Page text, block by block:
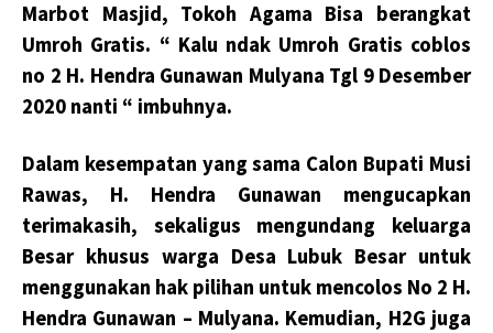
Marbot Masjid, Tokoh Agama Bisa berangkat
Umroh Gratis. “ Kalu ndak Umroh Gratis coblos
no 2 H. Hendra Gunawan Mulyana Tgl 9 Desember
2020 nanti “ imbuhnya.
Dalam kesempatan yang sama Calon Bupati Musi
Rawas, H. Hendra Gunawan mengucapkan
terimakasih, sekaligus mengundang keluarga
Besar khusus warga Desa Lubuk Besar untuk
menggunakan hak pilihan untuk mencolos No 2 H.
Hendra Gunawan – Mulyana. Kemudian, H2G juga